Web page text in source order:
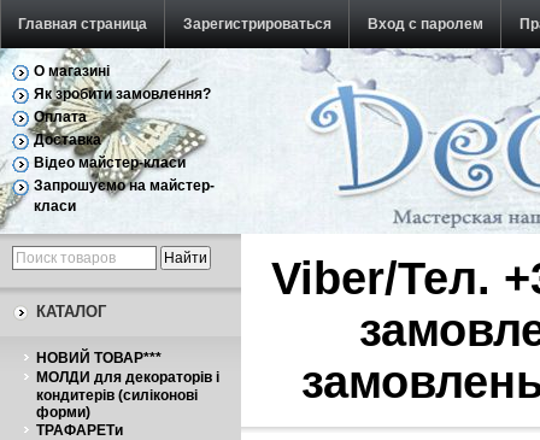
Главная страница Зарегистрироваться Вход с паролем
Обратная связь
О магазині
Як зробити замовлення?
Оплата
Доставка
Відео майстер-класи
Запрошуємо на майстер-
класи
КАТАЛОГ
НОВИЙ ТОВАР***
МОЛДИ для декораторів і
кондитерів (силіконові
форми)
ТРАФАРЕТи
Viber/Тел.